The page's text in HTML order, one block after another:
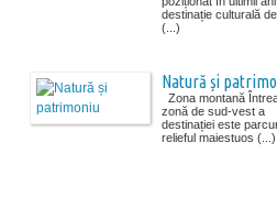
destinație culturală
(...)
Natură și
Zona montană
zonă de sud-vest a
destinației este
relieful maiestuos (...)